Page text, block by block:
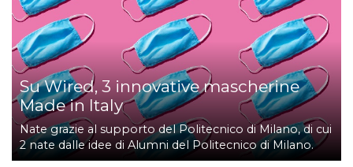
Su Wired, 3 innovative mascherine
Made in Italy
Nate grazie al supporto del Politecnico di Milano, di cui
2 nate dalle idee di Alumni del Politecnico di Milano.